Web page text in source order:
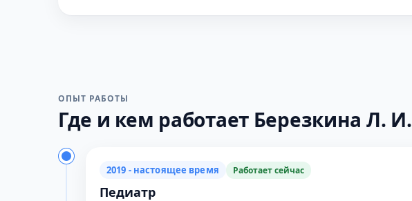
ОПЫТ РАБОТЫ
Где и кем работает Березкина Л. И.
2019 - настоящее время Работает сейчас
Педиатр